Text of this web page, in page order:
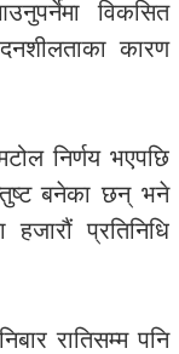
विकसित
कारण
निर्णय भएपछि
बनेका छन् भने
प्रतिनिधि
रातिसम्म पनि